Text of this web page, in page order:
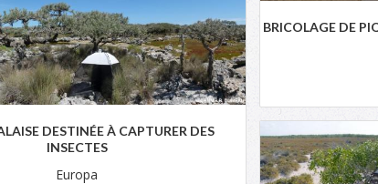
DESTINÉE À CAPTURER DES
INSECTES
Europa
BRICOLAGE DE